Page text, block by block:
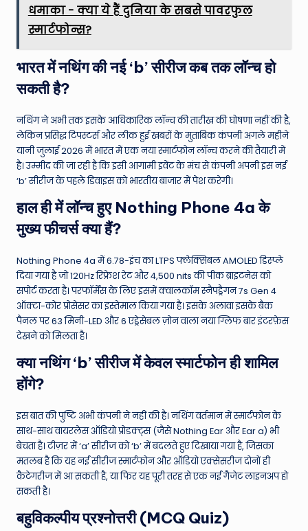
धमाका - क्या ये हैं दुनिया के सबसे पावरफुल
स्मार्टफोन्स?
भारत में नथिंग की नई ‘b’ सीरीज कब तक लॉन्च हो
सकती है?
नथिंग ने अभी तक इसके आधिकारिक लॉन्च की तारीख की घोषणा नहीं की है,
लेकिन प्रसिद्ध टिपस्टर्स और लीक हुई खबरों के मुताबिक कंपनी अगले महीने
यानी जुलाई 2026 में भारत में एक नया स्मार्टफोन लॉन्च करने की तैयारी में
है। उम्मीद की जा रही है कि इसी आगामी इवेंट के मंच से कंपनी अपनी इस नई
‘b’ सीरीज के पहले डिवाइस को भारतीय बाजार में पेश करेगी।
हाल ही में लॉन्च हुए Nothing Phone 4a के
मुख्य फीचर्स क्या हैं?
Nothing Phone 4a में 6.78-इंच का LTPS फ्लेक्सिबल AMOLED डिस्प्ले
दिया गया है जो 120Hz रिफ्रेश रेट और 4,500 nits की पीक ब्राइटनेस को
सपोर्ट करता है। परफॉर्मेंस के लिए इसमें क्वालकॉम स्नैपड्रैगन 7s Gen 4
ऑक्टा-कोर प्रोसेसर का इस्तेमाल किया गया है। इसके अलावा इसके बैक
पैनल पर 63 मिनी-LED और 6 एड्रेसेबल ज़ोन वाला नया ग्लिफ बार इंटरफ़ेस
देखने को मिलता है।
क्या नथिंग ‘b’ सीरीज में केवल स्मार्टफोन ही शामिल
होंगे?
इस बात की पुष्टि अभी कंपनी ने नहीं की है। नथिंग वर्तमान में स्मार्टफोन के
साथ-साथ वायरलेस ऑडियो प्रोडक्ट्स (जैसे Nothing Ear और Ear a) भी
बेचता है। टीज़र में ‘a’ सीरीज को ‘b’ में बदलते हुए दिखाया गया है, जिसका
मतलब है कि यह नई सीरीज स्मार्टफोन और ऑडियो एक्सेसरीज दोनों ही
कैटेगरीज में आ सकती है, या फिर यह पूरी तरह से एक नई गैजेट लाइनअप हो
सकती है।
बहुविकल्पीय प्रश्नोत्तरी (MCQ Quiz)